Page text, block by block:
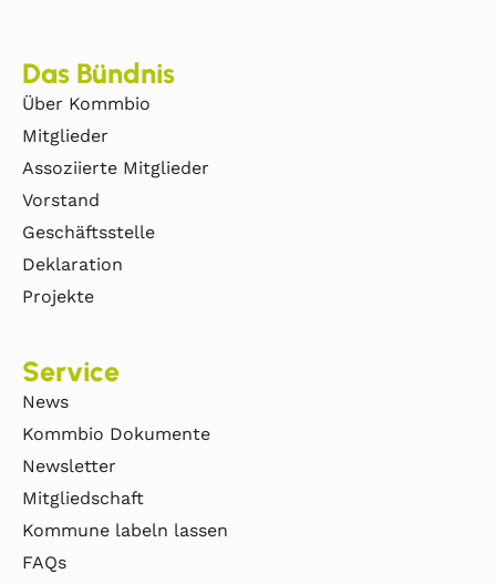
Das Bündnis
Über Kommbio
Mitglieder
Assoziierte Mitglieder
Vorstand
Geschäftsstelle
Deklaration
Projekte
Service
News
Kommbio Dokumente
Newsletter
Mitgliedschaft
Kommune labeln lassen
FAQs